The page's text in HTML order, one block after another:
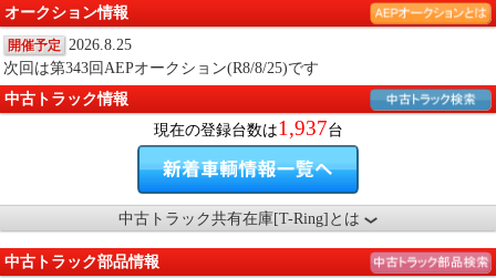
オークション情報
開催予定
2026.8.25
次回は第343回AEPオークション(R8/8/25)です
中古トラック情報
現在の登録台数は1,937台
中古トラック共有在庫[T-Ring]とは
中古トラック部品情報